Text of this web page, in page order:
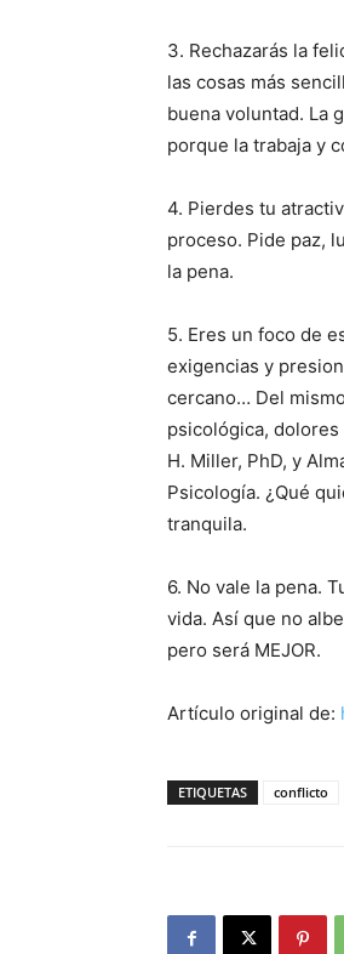
3. Rechazarás la
las cosas más
buena voluntad. La
porque la trabaja y
4. Pierdes tu
proceso. Pide paz,
la pena.
5. Eres un foco de
exigencias y
cercano… Del
psicológica, dolores
H. Miller, PhD, y
Psicología. ¿Qué
tranquila.
6. No vale la pena.
vida. Así que no
pero será MEJOR.
Artículo original de:
ETIQUETAS conflicto